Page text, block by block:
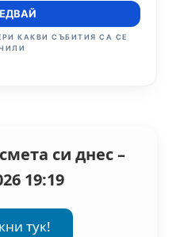
КАКВИ СЪБИТИЯ СА СЕ
си днес –
19:19
тук!